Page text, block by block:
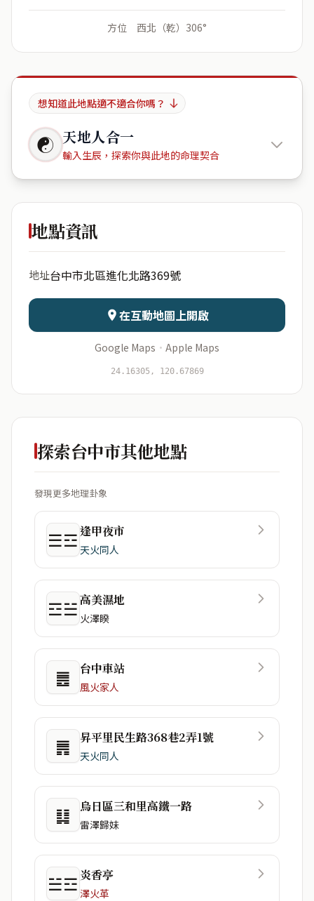
方位 西北（乾）306°
想知道此地點適不適合你嗎？
☯ 天地人合一
輸入生辰，探索你與此地的命理契合
大衛營
日期 出生時辰
資料僅用於即時分析，不會儲存於伺服器
地點資訊
地址台中市北區進化北路369號
在互動地圖上開啟
Google Maps · Apple Maps
24.16305, 120.67869
探索台中市其他地點
發現更多地理卦象
☰☲逢甲夜市
天火同人
☲☱高美濕地
火澤睽
䷌ 台中車站
風火家人
䷠ 昇平里民生路368巷2弄1號
天火同人
䷆ 烏日區三和里高鐵一路
雷澤歸妹
☱☲ 炎香亭
澤火革